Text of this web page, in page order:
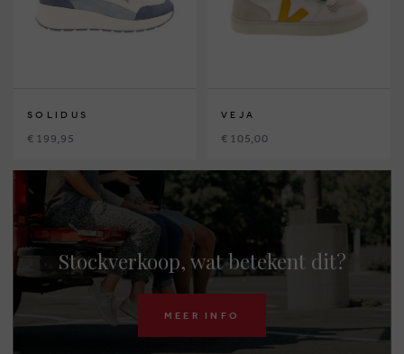
SOLIDUS
€ 199,95
VEJA
€ 105,00
Stockverkoop, wat betekent dit?
MEER INFO